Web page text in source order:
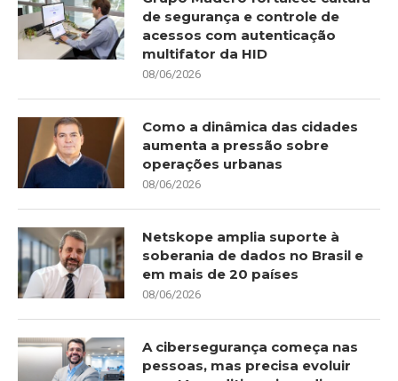
de segurança e controle de
acessos com autenticação
multifator da HID
08/06/2026
Como a dinâmica das cidades
aumenta a pressão sobre
operações urbanas
08/06/2026
Netskope amplia suporte à
soberania de dados no Brasil e
em mais de 20 países
08/06/2026
A cibersegurança começa nas
pessoas, mas precisa evoluir